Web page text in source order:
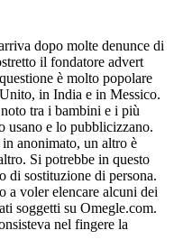
dopo molte denunce di
il fondatore advert
è molto popolare
in India e in Messico.
tra i bambini e i più
usano e lo pubblicizzano.
anonimato, un altro è
Si potrebbe in questo
di sostituzione di persona.
a voler elencare alcuni dei
soggetti su Omegle.com.
nel fingere la